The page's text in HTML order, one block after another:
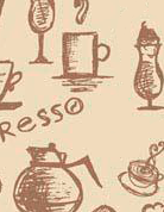
Чайное
ягодами